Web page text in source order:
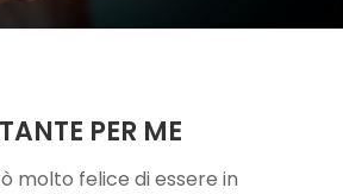
PER ME
molto felice di essere in